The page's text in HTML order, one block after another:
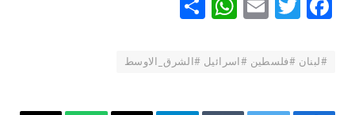
Facebook
Twitter
Email
WhatsApp
#لبنان #فلسطين #اسرائيل #الشرق_الاوسط